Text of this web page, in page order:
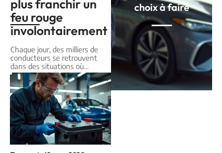
plus franchir un
feu rouge
involontairement
Chaque jour, des milliers de
conducteurs se retrouvent
dans des situations où…
choix à faire